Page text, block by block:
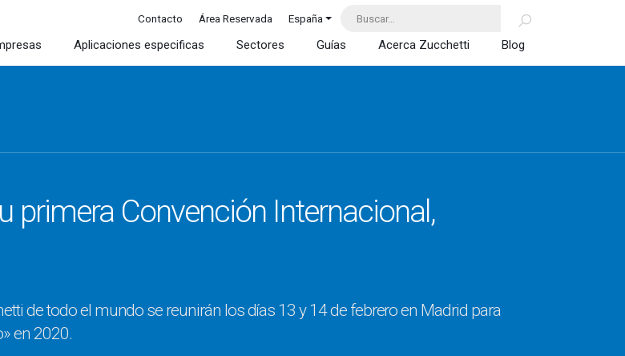
Contacto Área Reservada España
Aplicaciones especificas Sectores Guías Acerca Zucchetti Blog
primera Convención Internacional,
de todo el mundo se reunirán los días 13 y 14 de febrero en Madrid para
en 2020.